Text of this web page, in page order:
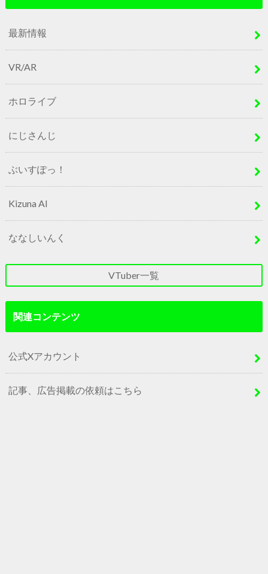
最新情報
VR/AR
ホロライブ
にじさんじ
ぶいすぽっ！
Kizuna AI
ななしいんく
VTuber一覧
関連コンテンツ
公式Xアカウント
記事、広告掲載の依頼はこちら